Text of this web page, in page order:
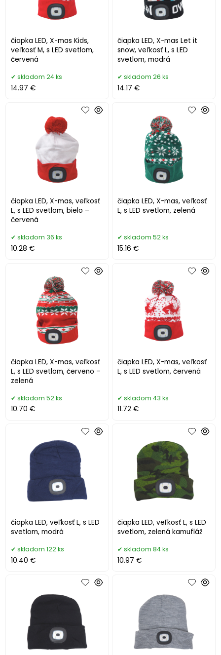
čiapka LED, X-mas Kids,
veľkosť M, s LED svetlom,
červená
skladom 24 ks
14.97 €
čiapka LED, X-mas Let it
snow, veľkosť L, s LED
svetlom, modrá
skladom 26 ks
14.17 €
čiapka LED, X-mas, veľkosť
L, s LED svetlom, bielo –
červená
skladom 36 ks
10.28 €
čiapka LED, X-mas, veľkosť
L, s LED svetlom, zelená
skladom 52 ks
15.16 €
čiapka LED, X-mas, veľkosť
L, s LED svetlom, červeno –
zelená
skladom 52 ks
10.70 €
čiapka LED, X-mas, veľkosť
L, s LED svetlom, červená
skladom 43 ks
11.72 €
čiapka LED, veľkosť L, s LED
svetlom, modrá
skladom 122 ks
10.40 €
čiapka LED, veľkosť L, s LED
svetlom, zelená kamufláž
skladom 84 ks
10.97 €